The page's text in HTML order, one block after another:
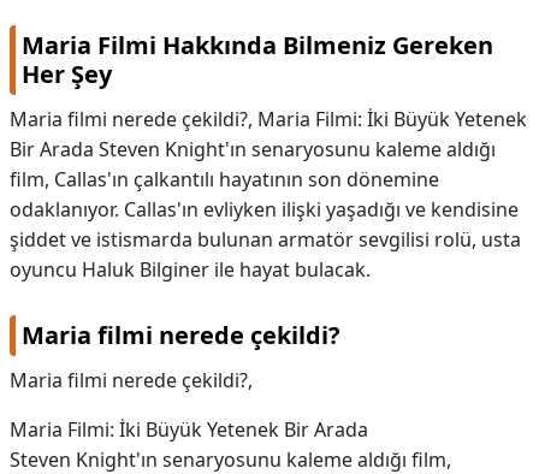
Maria Filmi Hakkında Bilmeniz Gereken
Her Şey
Maria filmi nerede çekildi?, Maria Filmi: İki Büyük Yetenek
Bir Arada Steven Knight'ın senaryosunu kaleme aldığı
film, Callas'ın çalkantılı hayatının son dönemine
odaklanıyor. Callas'ın evliyken ilişki yaşadığı ve kendisine
şiddet ve istismarda bulunan armatör sevgilisi rolü, usta
oyuncu Haluk Bilginer ile hayat bulacak.
Maria filmi nerede çekildi?
Maria filmi nerede çekildi?,
Maria Filmi: İki Büyük Yetenek Bir Arada
Steven Knight'ın senaryosunu kaleme aldığı film,